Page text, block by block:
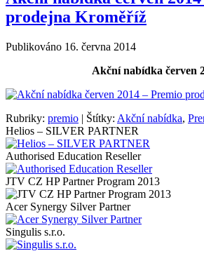
prodejna Kroměříž
Publikováno 16. června 2014
Akční nabídka červen
Rubriky: premio | Štítky: Akční nabídka,
Helios – SILVER PARTNER
Authorised Education Reseller
JTV CZ HP Partner Program 2013
Acer Synergy Silver Partner
Singulis s.r.o.